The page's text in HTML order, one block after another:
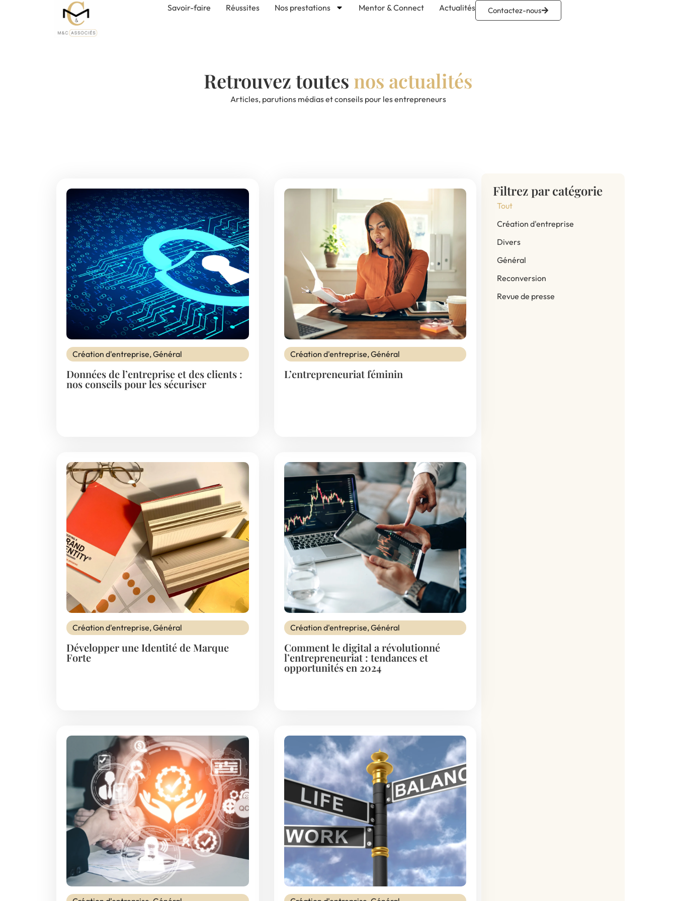
Savoir-faire Réussites Nos prestations Mentor & Connect Actualités Contactez-nous
Retrouvez toutes nos actualités
Articles, parutions médias et conseils pour les entrepreneurs
Création d'entreprise,Général
Données de l’entreprise et des clients :
nos conseils pour les sécuriser
Création d'entreprise,Général
L’entrepreneuriat féminin
Création d'entreprise,Général
Développer une Identité de Marque
Forte
Création d'entreprise,Général
Comment le digital a révolutionné
l’entrepreneuriat : tendances et
opportunités en 2024
Filtrez par catégorie
Création d'entreprise
Divers
Général
Reconversion
Revue de presse
Tout